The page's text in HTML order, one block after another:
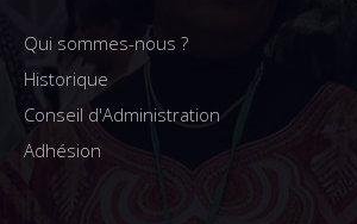
Qui sommes-nous ?
Historique
Conseil d'Administration
Adhésion